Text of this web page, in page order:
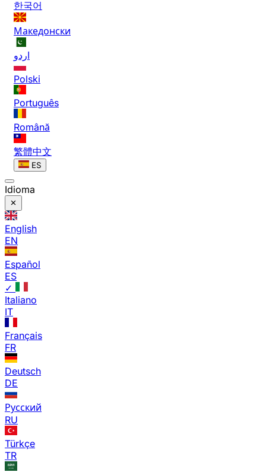
한국어
Македонски
اردو
Polski
Português
Română
繁體中文
ES
Idioma
English
EN
Español
ES
✓
Italiano
IT
Français
FR
Deutsch
DE
Русский
RU
Türkçe
TR